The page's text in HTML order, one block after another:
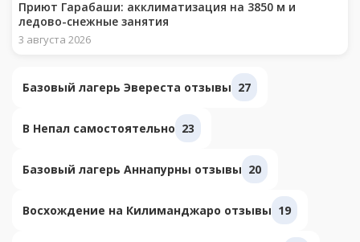
Приют Гарабаши: акклиматизация на 3850 м и
ледово-снежные занятия
3 августа 2026
Базовый лагерь Эвереста отзывы 27
В Непал самостоятельно 23
Базовый лагерь Аннапурны отзывы 20
Восхождение на Килиманджаро отзывы 19